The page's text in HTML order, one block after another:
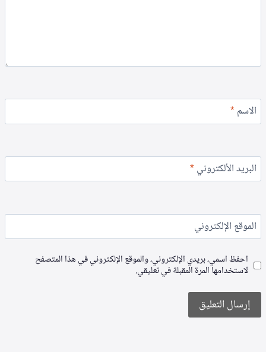
الاسم*
البريد الألكتروني*
الموقع الإلكتروني
احفظ اسمي، بريدي الإلكتروني، والموقع الإلكتروني في هذا المتصفح
لاستخدامها المرة المقبلة في تعليقي.